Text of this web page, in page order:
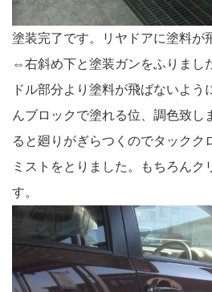
塗装完了です。リヤドアに塗料が
⇔右斜め下と塗装ガンをふりまし
ドル部分より塗料が飛ばないよう
んブロックで塗れる位、調色致し
ると廻りがぎらつくのでタックク
ミストをとりました。もちろんク
す。